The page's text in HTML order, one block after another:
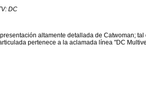
DC
altamente detallada de Catwoman;
pertenece a la aclamada línea "DC